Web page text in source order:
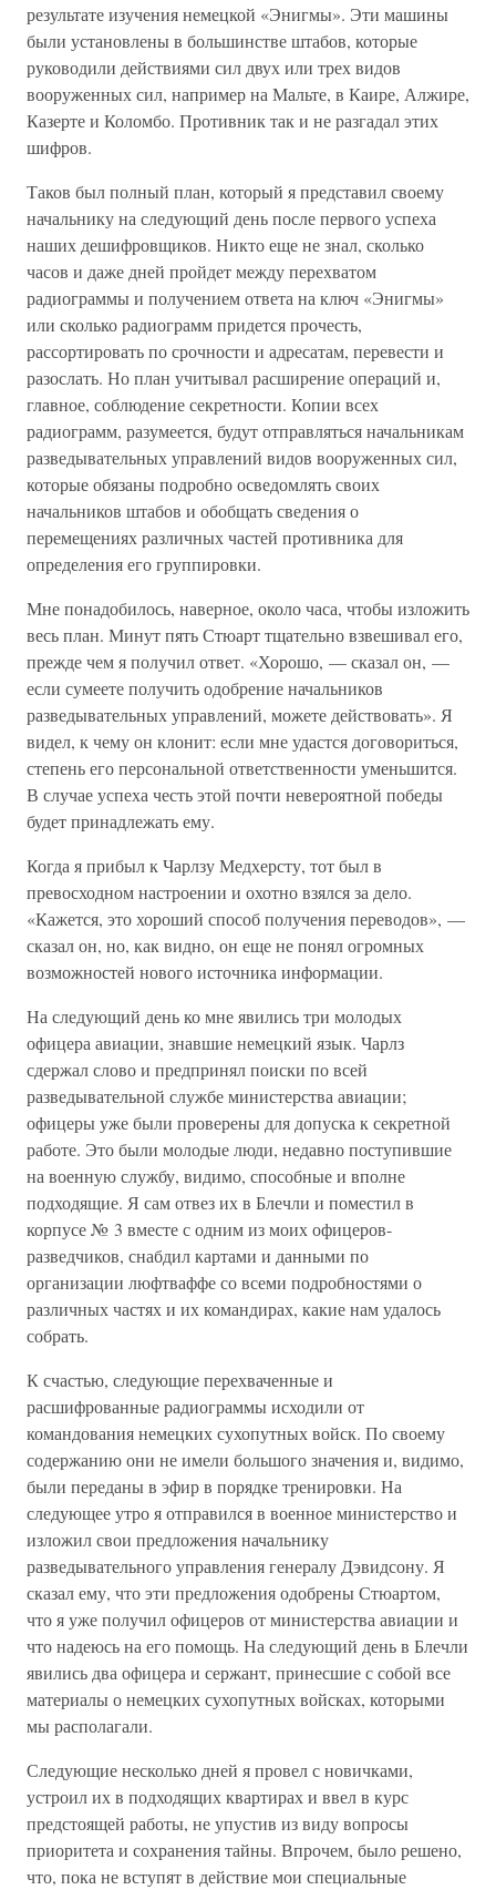
результате изучения немецкой «Энигмы». Эти машины
были установлены в большинстве штабов, которые
руководили действиями сил двух или трех видов
вооруженных сил, например на Мальте, в Каире, Алжире,
Казерте и Коломбо. Противник так и не разгадал этих
шифров.
Таков был полный план, который я представил своему
начальнику на следующий день после первого успеха
наших дешифровщиков. Никто еще не знал, сколько
часов и даже дней пройдет между перехватом
радиограммы и получением ответа на ключ «Энигмы»
или сколько радиограмм придется прочесть,
рассортировать по срочности и адресатам, перевести и
разослать. Но план учитывал расширение операций и,
главное, соблюдение секретности. Копии всех
радиограмм, разумеется, будут отправляться начальникам
разведывательных управлений видов вооруженных сил,
которые обязаны подробно осведомлять своих
начальников штабов и обобщать сведения о
перемещениях различных частей противника для
определения его группировки.
Мне понадобилось, наверное, около часа, чтобы изложить
весь план. Минут пять Стюарт тщательно взвешивал его,
прежде чем я получил ответ. «Хорошо, — сказал он, —
если сумеете получить одобрение начальников
разведывательных управлений, можете действовать». Я
видел, к чему он клонит: если мне удастся договориться,
степень его персональной ответственности уменьшится.
В случае успеха честь этой почти невероятной победы
будет принадлежать ему.
Когда я прибыл к Чарлзу Медхерсту, тот был в
превосходном настроении и охотно взялся за дело.
«Кажется, это хороший способ получения переводов», —
сказал он, но, как видно, он еще не понял огромных
возможностей нового источника информации.
На следующий день ко мне явились три молодых
офицера авиации, знавшие немецкий язык. Чарлз
сдержал слово и предпринял поиски по всей
разведывательной службе министерства авиации;
офицеры уже были проверены для допуска к секретной
работе. Это были молодые люди, недавно поступившие
на военную службу, видимо, способные и вполне
подходящие. Я сам отвез их в Блечли и поместил в
корпусе № 3 вместе с одним из моих офицеров-
разведчиков, снабдил картами и данными по
организации люфтваффе со всеми подробностями о
различных частях и их командирах, какие нам удалось
собрать.
К счастью, следующие перехваченные и
расшифрованные радиограммы исходили от
командования немецких сухопутных войск. По своему
содержанию они не имели большого значения и, видимо,
были переданы в эфир в порядке тренировки. На
следующее утро я отправился в военное министерство и
изложил свои предложения начальнику
разведывательного управления генералу Дэвидсону. Я
сказал ему, что эти предложения одобрены Стюартом,
что я уже получил офицеров от министерства авиации и
что надеюсь на его помощь. На следующий день в Блечли
явились два офицера и сержант, принесшие с собой все
материалы о немецких сухопутных войсках, которыми
мы располагали.
Следующие несколько дней я провел с новичками,
устроил их в подходящих квартирах и ввел в курс
предстоящей работы, не упустив из виду вопросы
приоритета и сохранения тайны. Впрочем, было решено,
что, пока не вступят в действие мои специальные